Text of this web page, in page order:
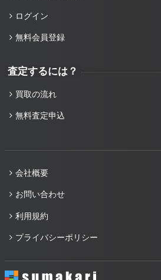
ログイン
無料会員登録
査定するには？
買取の流れ
無料査定申込
会社概要
お問い合わせ
利用規約
プライバシーポリシー